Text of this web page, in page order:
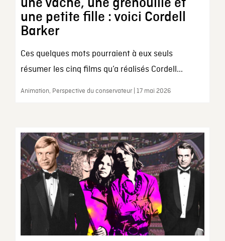
une vache, une grenouille et
une petite fille : voici Cordell
Barker
Ces quelques mots pourraient à eux seuls
résumer les cinq films qu’a réalisés Cordell...
Animation, Perspective du conservateur | 17 mai 2026